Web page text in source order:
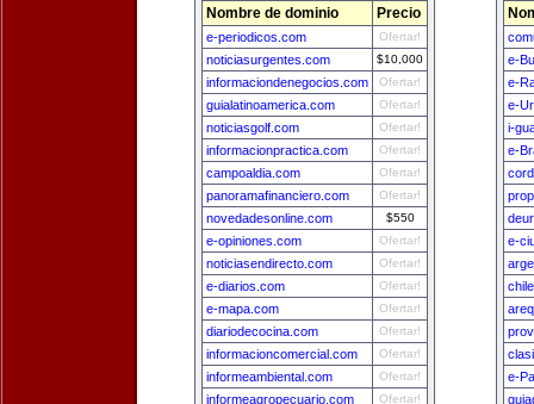
Nombre de dominio Precio
e-periodicos.com Ofertar!
noticiasurgentes.com $10,000
informaciondenegocios.com Ofertar!
guialatinoamerica.com Ofertar!
noticiasgolf.com Ofertar!
informacionpractica.com Ofertar!
campoaldia.com Ofertar!
panoramafinanciero.com Ofertar!
novedadesonline.com $550
e-opiniones.com Ofertar!
noticiasendirecto.com Ofertar!
e-diarios.com Ofertar!
e-mapa.com Ofertar!
diariodecocina.com Ofertar!
informacioncomercial.com Ofertar!
informeambiental.com Ofertar!
informeagropecuario.com Ofertar!
e-
e-
e-
i-
e-
e-
e-